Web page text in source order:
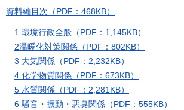
資料編目次（PDF：468KB）
1 環境行政全般（PDF：1,145KB）
2温暖化対策関係（PDF：802KB）
3 大気関係（PDF：2,232KB）
4 化学物質関係（PDF：673KB）
5 水質関係（PDF：2,281KB）
6 騒音・振動・悪臭関係（PDF：555KB）